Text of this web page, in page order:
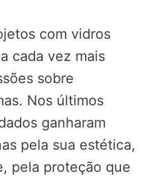
com vidros
cada vez mais
sobre
Nos últimos
ganharam
pela sua estética,
pela proteção que